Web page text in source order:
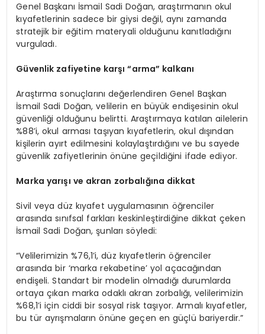
Genel Başkanı İsmail Sadi Doğan, araştırmanın okul
kıyafetlerinin sadece bir giysi değil, aynı zamanda
stratejik bir eğitim materyali olduğunu kanıtladığını
vurguladı.
Güvenlik zafiyetine karşı“arma” kalkanı
Araştırma sonuçlarını değerlendiren Genel Başkan
İsmail Sadi Doğan, velilerin en büyük endişesinin okul
güvenliği olduğunu belirtti. Araştırmaya katılan ailelerin
%88’i, okul arması taşıyan kıyafetlerin, okul dışından
kişilerin ayırt edilmesini kolaylaştırdığını ve bu sayede
güvenlik zafiyetlerinin önüne geçildiğini ifade ediyor.
Marka yarışı ve akran zorbalığına dikkat
Sivil veya düz kıyafet uygulamasının öğrenciler
arasında sınıfsal farkları keskinleştirdiğine dikkat çeken
İsmail Sadi Doğan, şunları söyledi:
“Velilerimizin %76,1’i, düz kıyafetlerin öğrenciler
arasında bir ‘marka rekabetine’ yol açacağından
endişeli. Standart bir modelin olmadığı durumlarda
ortaya çıkan marka odaklı akran zorbalığı, velilerimizin
%68,1’i için ciddi bir sosyal risk taşıyor. Armalı kıyafetler,
bu tür ayrışmaların önüne geçen en güçlü bariyerdir.”